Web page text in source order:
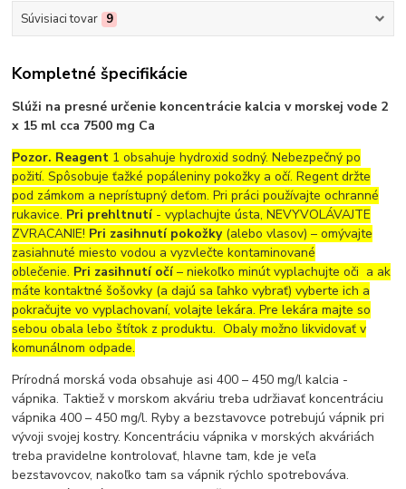
Súvisiaci tovar 9
Kompletné špecifikácie
Slúži na presné určenie koncentrácie kalcia v morskej vode 2
x 15 ml cca 7500 mg Ca
Pozor. Reagent 1 obsahuje hydroxid sodný. Nebezpečný po
požití. Spôsobuje ťažké popáleniny pokožky a očí. Regent držte
pod zámkom a neprístupný deťom. Pri práci používajte ochranné
rukavice. Pri prehltnutí - vyplachujte ústa, NEVYVOLÁVAJTE
ZVRACANIE! Pri zasihnutí pokožky (alebo vlasov) – omývajte
zasiahnuté miesto vodou a vyzvlečte kontaminované
oblečenie. Pri zasihnutí očí – niekoľko minút vyplachujte oči a ak
máte kontaktné šošovky (a dajú sa ľahko vybrať) vyberte ich a
pokračujte vo vyplachovaní, volajte lekára. Pre lekára majte so
sebou obala lebo štítok z produktu. Obaly možno likvidovať v
komunálnom odpade.
Prírodná morská voda obsahuje asi 400 – 450 mg/l kalcia -
vápnika. Taktiež v morskom akváriu treba udržiavať koncentráciu
vápnika 400 – 450 mg/l. Ryby a bezstavovce potrebujú vápnik pri
vývoji svojej kostry. Koncentráciu vápnika v morských akváriách
treba pravidelne kontrolovať, hlavne tam, kde je veľa
bezstavovcov, nakoľko tam sa vápnik rýchlo spotrebováva.